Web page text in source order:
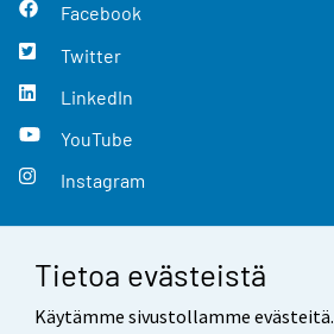
Tietoa evästeistä
Käytämme sivustollamme evästeitä.
Facebook
Twitter
LinkedIn
YouTube
Instagram
Yhteystiedot
Palaute